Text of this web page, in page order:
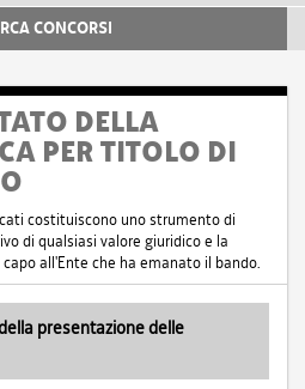
CONCORSI
DELLA
PER TITOLO DI
costituiscono uno strumento di
di qualsiasi valore giuridico e la
all'Ente che ha emanato il bando.
presentazione delle